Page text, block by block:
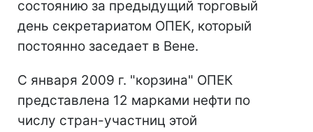
состоянию за предыдущий торговый
день секретариатом ОПЕК, который
постоянно заседает в Вене.
С января 2009 г. "корзина" ОПЕК
представлена 12 марками нефти по
числу стран-участниц этой